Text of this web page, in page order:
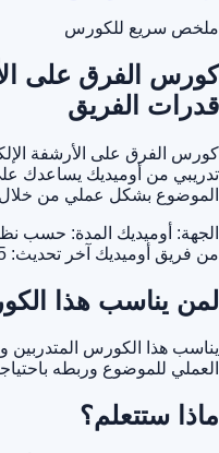
ملخص سريع للكورس
كورس الفرق على
قدرات الفريق
كورس الفرق على الأرشفة
تدريبي من أوميديك يساعدك
الموضوع بشكل عملي من
الجهة: أوميديك المدة: حسب
من فريق أوميديك آخر تحديث: 2025-10-29
لمن يناسب هذا
يناسب هذا الكورس المتدربين
العملي للموضوع وربطه
ماذا ستتعلم؟